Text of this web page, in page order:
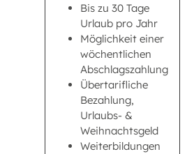
Bis zu 30 Tage
Urlaub pro Jahr
Möglichkeit einer
wöchentlichen
Abschlagszahlung
Übertarifliche
Bezahlung,
Urlaubs- &
Weihnachtsgeld
Weiterbildungen